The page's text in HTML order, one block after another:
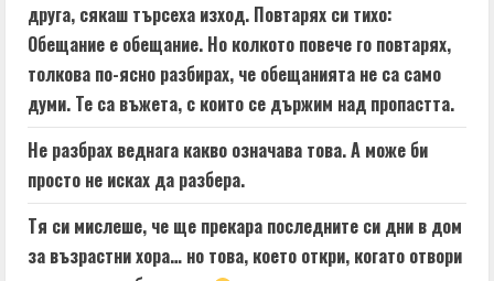
друга, сякаш търсеха изход. Повтарях си тихо:
Обещание е обещание. Но колкото повече го повтарях,
толкова по-ясно разбирах, че обещанията не са само
думи. Те са въжета, с които се държим над пропастта.
Не разбрах веднага какво означава това. А може би
просто не исках да разбера.
Тя си мислеше, че ще прекара последните си дни в дом
за възрастни хора… но това, което откри, когато отвори